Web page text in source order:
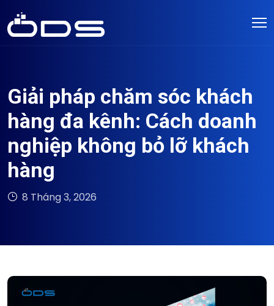
Giải pháp chăm sóc khách
hàng đa kênh: Cách doanh
nghiệp không bỏ lỡ khách
hàng
8 Tháng 3, 2026